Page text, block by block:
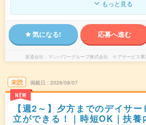
もっと見る
気になる! 応募へ進む
派遣会社 マンパワーグループ株式会社 ケアサービス
未読
NEW
掲載日 2026/08/07
【週2～】夕方までのデイサ
立ができる！｜時短OK｜扶養